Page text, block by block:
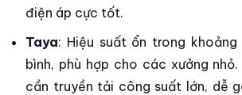
điện áp cực tốt.
Taya: Hiệu suất ổn trong
bình, phù hợp cho các xưởng
cần truyền tải công suất lớn, dễ